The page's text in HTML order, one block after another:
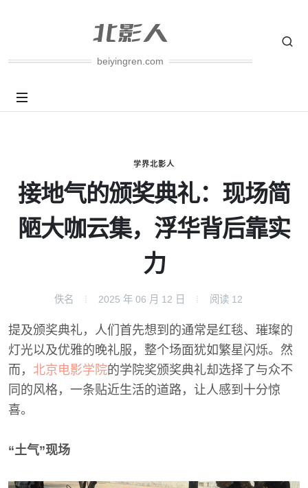
beiyingren.com
学界北影人
接地气的颁奖典礼：现场简
陋大咖云集，浮华背后靠实
力
佚名 2025 年 06 月 12 日 阅读 12
提及颁奖典礼，人们首先想到的通常是红毯、璀璨的
灯光以及优雅的晚礼服，整个场面犹如繁星闪烁。然
而， 北京电影学院的学院奖颁奖典礼却选择了与众不
同的风格，一条贴近生活的道路，让人感到十分惊
喜。
“土气”现场